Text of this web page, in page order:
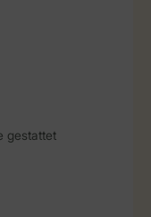
gestattet